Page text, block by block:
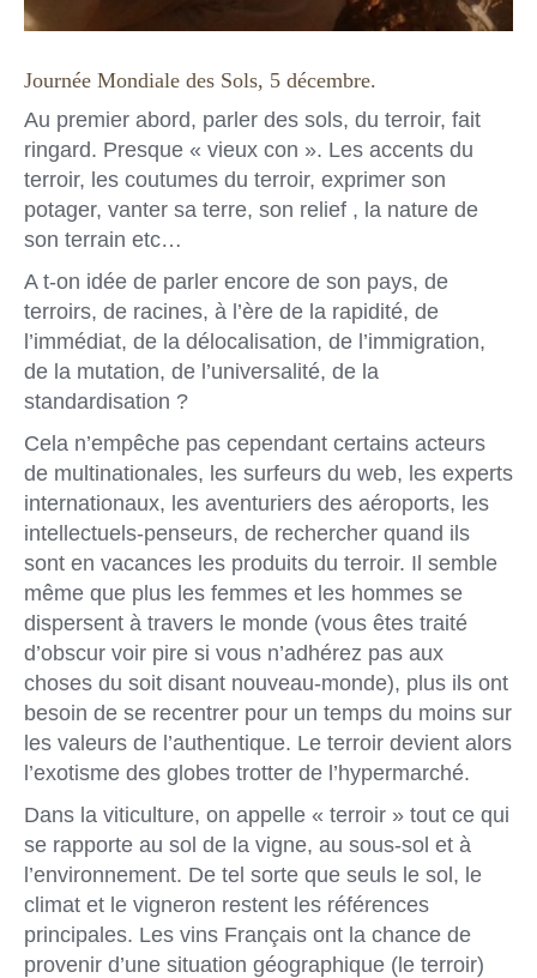
Journée Mondiale des Sols, 5 décembre.
Au premier abord, parler des sols, du terroir, fait
ringard. Presque « vieux con ». Les accents du
terroir, les coutumes du terroir, exprimer son
potager, vanter sa terre, son relief , la nature de
son terrain etc…
A t-on idée de parler encore de son pays, de
terroirs, de racines, à l’ère de la rapidité, de
l’immédiat, de la délocalisation, de l’immigration,
de la mutation, de l’universalité, de la
standardisation ?
Cela n’empêche pas cependant certains acteurs
de multinationales, les surfeurs du web, les experts
internationaux, les aventuriers des aéroports, les
intellectuels-penseurs, de rechercher quand ils
sont en vacances les produits du terroir. Il semble
même que plus les femmes et les hommes se
dispersent à travers le monde (vous êtes traité
d’obscur voir pire si vous n’adhérez pas aux
choses du soit disant nouveau-monde), plus ils ont
besoin de se recentrer pour un temps du moins sur
les valeurs de l’authentique. Le terroir devient alors
l’exotisme des globes trotter de l’hypermarché.
Dans la viticulture, on appelle « terroir » tout ce qui
se rapporte au sol de la vigne, au sous-sol et à
l’environnement. De tel sorte que seuls le sol, le
climat et le vigneron restent les références
principales. Les vins Français ont la chance de
provenir d’une situation géographique (le terroir)